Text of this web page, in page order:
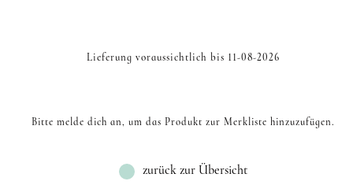
Lieferung voraussichtlich bis 11-08-2026
Bitte melde dich an, um das Produkt zur Merkliste hinzuzufügen.
zurück zur Übersicht